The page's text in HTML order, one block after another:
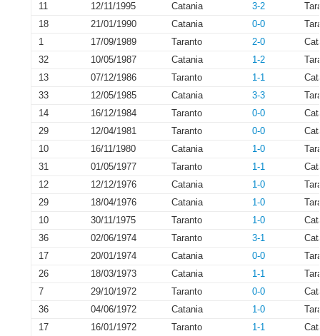
11
12/11/1995 Catania 3-2
18
21/01/1990 Catania 0-0
1
17/09/1989 Taranto 2-0
32
10/05/1987 Catania 1-2
13
07/12/1986 Taranto 1-1
33
12/05/1985 Catania 3-3
14
16/12/1984 Taranto 0-0
29
12/04/1981 Taranto 0-0
10
16/11/1980 Catania 1-0
31
01/05/1977 Taranto 1-1
12
12/12/1976 Catania 1-0
29
18/04/1976 Catania 1-0
10
30/11/1975 Taranto 1-0
36
02/06/1974 Taranto 3-1
17
20/01/1974 Catania 0-0
26
18/03/1973 Catania 1-1
7
29/10/1972 Taranto 0-0
36
04/06/1972 Catania 1-0
17
16/01/1972 Taranto 1-1